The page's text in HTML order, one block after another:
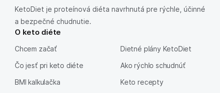
KetoDiet je proteínová diéta navrhnutá pre rýchle, účinné
a bezpečné chudnutie.
O keto diéte
Chcem začať
Čo jesť pri keto diéte
BMI kalkulačka
Dietné plány KetoDiet
Ako rýchlo schudnúť
Keto recepty